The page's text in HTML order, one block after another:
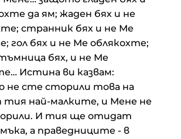
да ям; жаден бях и не
странник бях и не Ме
гол бях и не Ме облякохте;
бях, и не Ме
Истина ви казвам:
не сте сторили това на
тия най-малките, и Мене не
И тия ще отидат
а праведниците - в